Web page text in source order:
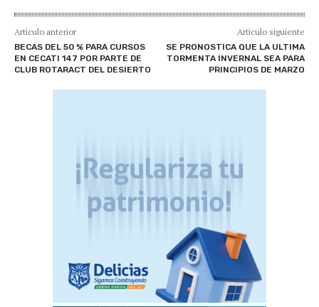
Artículo anterior
BECAS DEL 50 % PARA CURSOS
EN CECATI 147 POR PARTE DE
CLUB ROTARACT DEL DESIERTO
Artículo siguiente
SE PRONOSTICA QUE LA ULTIMA
TORMENTA INVERNAL SEA PARA
PRINCIPIOS DE MARZO